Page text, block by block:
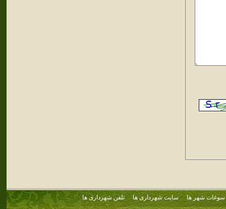
سوغات شهر ها سایت شهرداری ها تلفن شهرداری ها